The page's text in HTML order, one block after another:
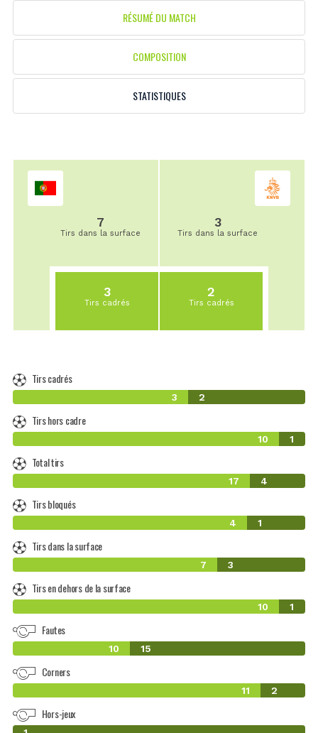
RÉSUMÉ DU MATCH
COMPOSITION
STATISTIQUES
7
Tirs dans la surface
3
Tirs cadrés
3
Tirs dans la surface
2
Tirs cadrés
Tirs cadrés
3 2
Tirs hors cadre
10 1
Total tirs
17 4
Tirs bloqués
4 1
Tirs dans la surface
7 3
Tirs en dehors de la surface
10 1
Fautes
10 15
Corners
11 2
Hors-jeux